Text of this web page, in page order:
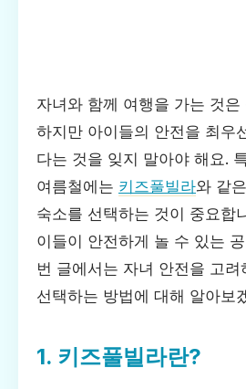
자녀와 함께 여행을 가는 것은
하지만 아이들의 안전을 최우
다는 것을 잊지 말아야 해요.
여름철에는 키즈풀빌라와 같
숙소를 선택하는 것이 중요합
이들이 안전하게 놀 수 있는
번 글에서는 자녀 안전을 고
선택하는 방법에 대해 알아보
1. 키즈풀빌라란?